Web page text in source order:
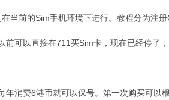
前的Sim手机环境下进行。教程分为注
可以直接在711买Sim卡，现在已经停了
消费6港币就可以保号。第一次购买可以